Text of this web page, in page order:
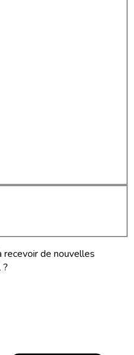
recevoir de nouvelles